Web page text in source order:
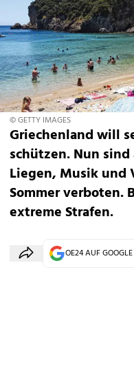
© GETTY IMAGES
Griechenland will
schützen. Nun
Liegen, Musik und
Sommer verboten.
extreme Strafen.
OE24 AUF